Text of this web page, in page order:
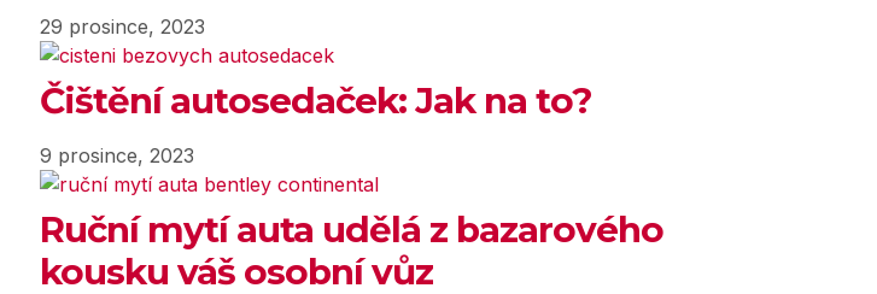
29 prosince, 2023
Čištění autosedaček: Jak na to?
9 prosince, 2023
Ruční mytí auta udělá z bazarového
kousku váš osobní vůz